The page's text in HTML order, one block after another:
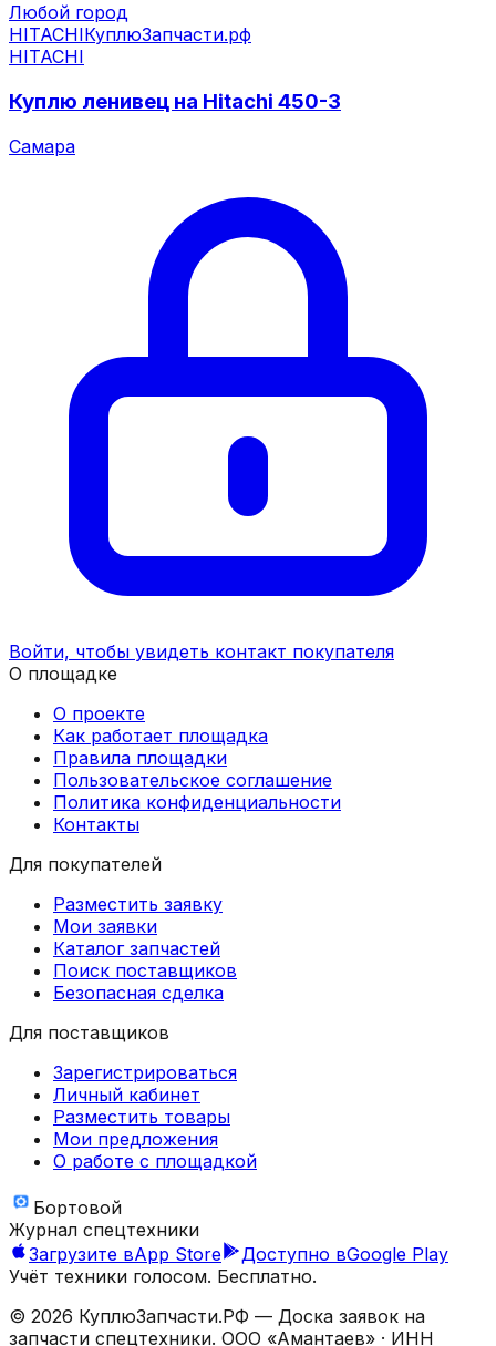
Любой город
HITACHIКуплюЗапчасти.рф
HITACHI
Куплю ленивец на Hitachi 450-3
Самара
Войти, чтобы увидеть контакт покупателя
О площадке
О проекте
Как работает площадка
Правила площадки
Пользовательское соглашение
Политика конфиденциальности
Контакты
Для покупателей
Разместить заявку
Мои заявки
Каталог запчастей
Поиск поставщиков
Безопасная сделка
Для поставщиков
Зарегистрироваться
Личный кабинет
Разместить товары
Мои предложения
О работе с площадкой
Бортовой
Журнал спецтехники
Загрузите вApp Store Доступно вGoogle Play
Учёт техники голосом. Бесплатно.
© 2026 КуплюЗапчасти.РФ — Доска заявок на
запчасти спецтехники. ООО «Амантаев» · ИНН